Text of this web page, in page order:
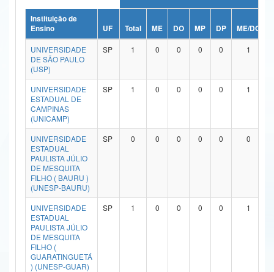
Ministério da Ciência, Tecnologia, Inovações e Comunicações
Ministério do Meio Ambiente
Ministério do Turismo
Ministério do Desenvolvimento Regional
Controladoria-Geral da União
Ministério da Mulher, da Família e dos Direitos Humanos
Secretaria-Geral
Secretaria de Governo
Gabinete de Segurança Institucional
Advocacia-Geral da União
Banco Central do Brasil
Instituição de
Ensino
UF Total ME DO MP DP ME/DO
UNIVERSIDADE
DE SÃO PAULO
(USP)
SP 1 0 0 0 0 1
UNIVERSIDADE
ESTADUAL DE
CAMPINAS
(UNICAMP)
SP 1 0 0 0 0 1
UNIVERSIDADE
ESTADUAL
PAULISTA JÚLIO
DE MESQUITA
FILHO ( BAURU )
(UNESP-BAURU)
SP 0 0 0 0 0 0
UNIVERSIDADE
ESTADUAL
PAULISTA JÚLIO
DE MESQUITA
FILHO (
GUARATINGUETÁ
) (UNESP-GUAR)
SP 1 0 0 0 0 1